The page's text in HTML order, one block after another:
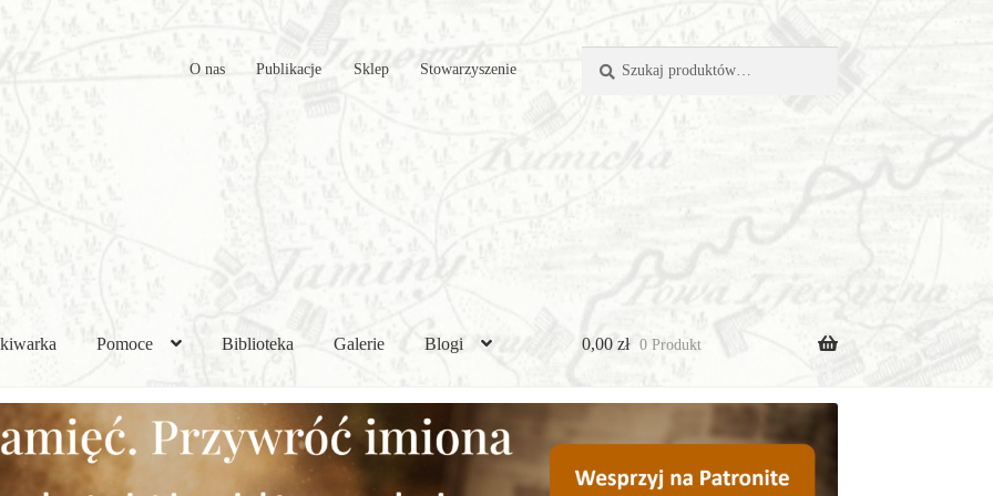
O nas Publikacje Sklep Stowarzyszenie
Pomoce Biblioteka Galerie Blogi 0,00 zł 0 Produkt